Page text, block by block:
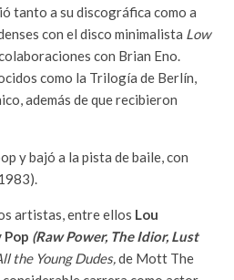
tanto a su discográfica como a
con el disco minimalista Low
con Brian Eno.
como la Trilogía de Berlín,
además de que recibieron
y bajó a la pista de baile, con
artistas, entre ellos Lou
Pop (Raw Power, The Idior, Lust
the Young Dudes, de Mott The